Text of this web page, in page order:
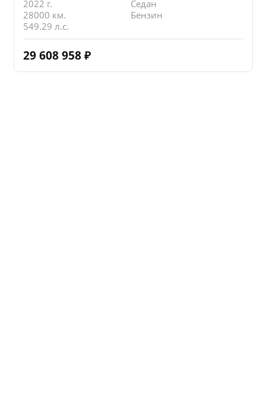
2022 г.
Седан
28000 км.
Бензин
549.29 л.с.
29 608 958 ₽